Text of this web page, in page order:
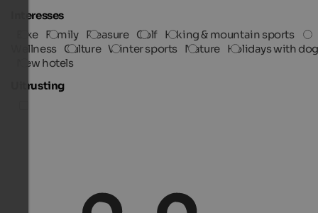
Interesses
Bike Family Pleasure Golf Hiking & mountain sports
Wellness Culture Winter sports Nature Holidays with
New hotels
Uitrusting